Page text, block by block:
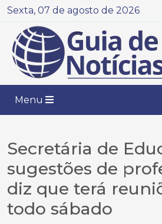
Sexta, 07 de agosto de 2026
Menu
Secretária de
sugestões de
diz que terá
todo sábado